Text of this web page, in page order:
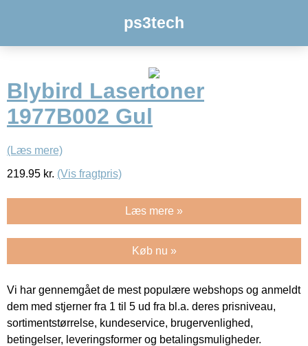
ps3tech
Blybird Lasertoner
1977B002 Gul
(Læs mere)
219.95 kr. (Vis fragtpris)
Læs mere »
Køb nu »
Vi har gennemgået de mest populære webshops og anmeldt
dem med stjerner fra 1 til 5 ud fra bl.a. deres prisniveau,
sortimentstørrelse, kundeservice, brugervenlighed,
betingelser, leveringsformer og betalingsmuligheder.